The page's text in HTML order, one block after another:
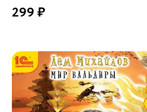
299 ₽